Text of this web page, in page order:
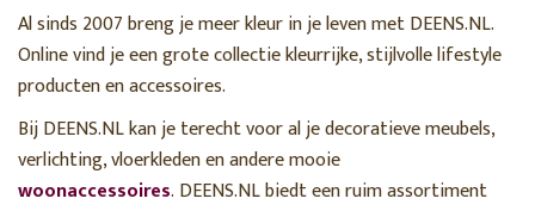
Al sinds 2007 breng je meer kleur in je leven met DEENS.NL.
Online vind je een grote collectie kleurrijke, stijlvolle lifestyle
producten en accessoires.
Bij DEENS.NL kan je terecht voor al je decoratieve meubels,
verlichting, vloerkleden en andere mooie
woonaccessoires. DEENS.NL biedt een ruim assortiment